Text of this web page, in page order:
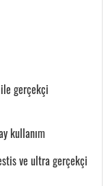
gerçekçi
kullanım
ve ultra gerçekçi